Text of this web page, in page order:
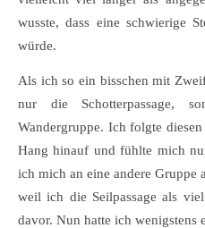
wusste, dass eine schwierige
würde.
Als ich so ein bisschen mit
nur die Schotterpassage,
Wandergruppe. Ich folgte
Hang hinauf und fühlte mich
ich mich an eine andere Gruppe
weil ich die Seilpassage als
davor. Nun hatte ich wenigstens